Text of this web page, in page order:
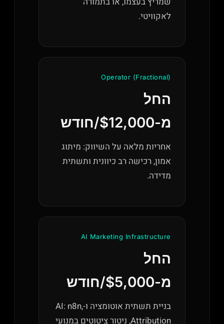
לאקוויטי.
Operator (Fractional)
החל
מ-$12,000/חודש
אחריות מלאה על השיווק: מיתוג
אמון, רכישה רב כיוונית ותשתית
מדידה.
AI Marketing Infrastructure
החל
מ-$5,000/חודש
בניית תשתית אוטומציה ו-AI: n8n,
Attribution, ניטור ציטוטים במנועי